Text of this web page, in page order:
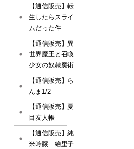
【通信販売】転
生したらスライ
ムだった件
【通信販売】異
世界魔王と召喚
少女の奴隷魔術
【通信販売】ら
んま1/2
【通信販売】夏
目友人帳
【通信販売】純
米吟醸 繪里子